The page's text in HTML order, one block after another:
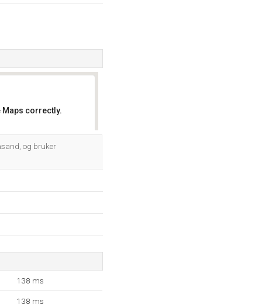
Maps correctly.
og bruker
138 ms
138 ms